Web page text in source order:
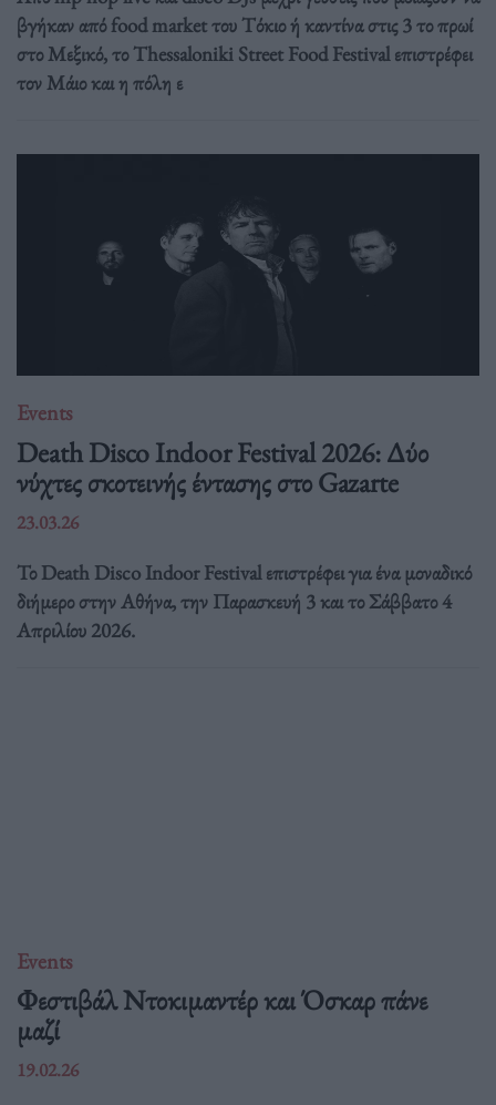
βγήκαν από food market του Τόκιο ή καντίνα στις 3 το πρωί
στο Μεξικό, το Thessaloniki Street Food Festival επιστρέφει
τον Μάιο και η πόλη ε
Events
Death Disco Indoor Festival 2026: Δύο
νύχτες σκοτεινής έντασης στο Gazarte
23.03.26
Το Death Disco Indoor Festival επιστρέφει για ένα μοναδικό
διήμερο στην Αθήνα, την Παρασκευή 3 και το Σάββατο 4
Απριλίου 2026.
Events
Φεστιβάλ Ντοκιμαντέρ και Όσκαρ πάνε
μαζί
19.02.26